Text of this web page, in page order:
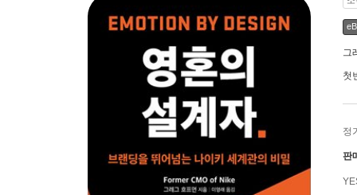
그
첫
정
판